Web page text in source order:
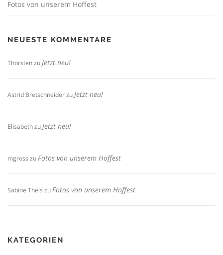
Fotos von unserem Hoffest
NEUESTE KOMMENTARE
ThorstenzuJetzt neu!
Astrid BretschneiderzuJetzt neu!
ElisabethzuJetzt neu!
mgross zuFotos von unserem Hoffest
Sabine Theis zuFotos von unserem Hoffest
KATEGORIEN